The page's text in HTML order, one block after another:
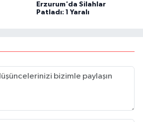
Erzurum'da Silahlar
Patladı: 1 Yaralı